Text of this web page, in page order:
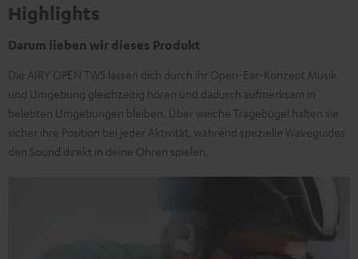
Highlights
Darum lieben wir dieses Produkt
Die AIRY OPEN TWS lassen dich durch ihr Open-Ear-Konzept Musik
und Umgebung gleichzeitig hören und dadurch aufmerksam in
belebten Umgebungen bleiben. Über weiche Tragebügel halten sie
sicher ihre Position bei jeder Aktivität, während spezielle Waveguides
den Sound direkt in deine Ohren spielen.